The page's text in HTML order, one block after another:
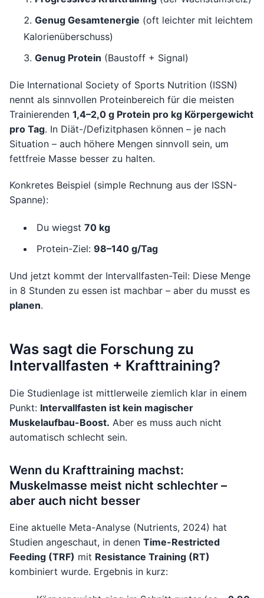
Genug Gesamtenergie (oft leichter mit leichtem
Kalorienüberschuss)
Genug Protein (Baustoff + Signal)
Die International Society of Sports Nutrition (ISSN)
nennt als sinnvollen Proteinbereich für die meisten
Trainierenden 1,4–2,0 g Protein pro kg Körpergewicht
pro Tag. In Diät-/Defizitphasen können – je nach
Situation – auch höhere Mengen sinnvoll sein, um
fettfreie Masse besser zu halten.
Konkretes Beispiel (simple Rechnung aus der ISSN-
Spanne):
Du wiegst 70 kg
Protein-Ziel: 98–140 g/Tag
Und jetzt kommt der Intervallfasten-Teil: Diese Menge
in 8 Stunden zu essen ist machbar – aber du musst es
planen.
Was sagt die Forschung zu
Intervallfasten + Krafttraining?
Die Studienlage ist mittlerweile ziemlich klar in einem
Punkt: Intervallfasten ist kein magischer
Muskelaufbau-Boost. Aber es muss auch nicht
automatisch schlecht sein.
Wenn du Krafttraining machst:
Muskelmasse meist nicht schlechter –
aber auch nicht besser
Eine aktuelle Meta-Analyse (Nutrients, 2024) hat
Studien angeschaut, in denen Time-Restricted
Feeding (TRF) mit Resistance Training (RT)
kombiniert wurde. Ergebnis in kurz: